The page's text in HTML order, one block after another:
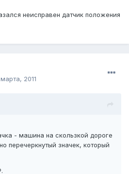
неисправен датчик положения
2011
- машина на скользкой дороге
перечеркнутый значек, который